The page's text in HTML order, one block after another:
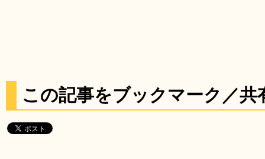
この記事をブックマーク／共